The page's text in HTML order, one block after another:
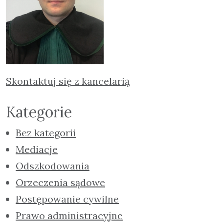
Skontaktuj się z kancelarią
Kategorie
Bez kategorii
Mediacje
Odszkodowania
Orzeczenia sądowe
Postępowanie cywilne
Prawo administracyjne